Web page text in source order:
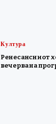
Култура
Ренесансниот
вечерва на